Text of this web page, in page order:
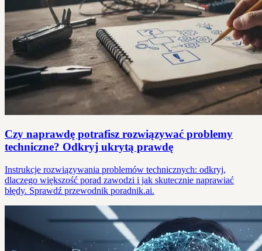
Czy naprawdę potrafisz rozwiązywać problemy
techniczne? Odkryj ukrytą prawdę
Instrukcje rozwiązywania problemów technicznych: odkryj,
dlaczego większość porad zawodzi i jak skutecznie naprawiać
błędy. Sprawdź przewodnik poradnik.ai.